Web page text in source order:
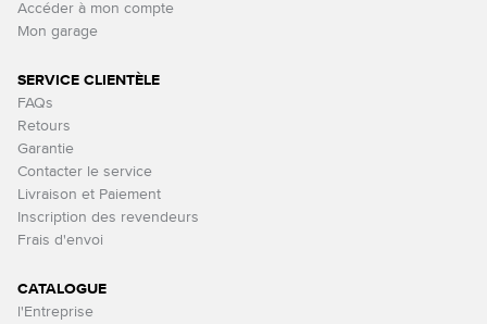
Accéder à mon compte
Mon garage
SERVICE CLIENTÈLE
FAQs
Retours
Garantie
Contacter le service
Livraison et Paiement
Inscription des revendeurs
Frais d'envoi
CATALOGUE
l'Entreprise